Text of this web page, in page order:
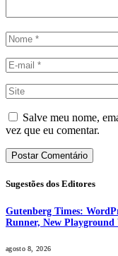
Salve meu nome,
vez que eu comentar.
Sugestões dos Editores
Gutenberg Times:
Runner, New
agosto 8, 2026